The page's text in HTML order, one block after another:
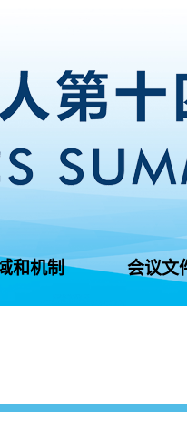
和机制 会议文